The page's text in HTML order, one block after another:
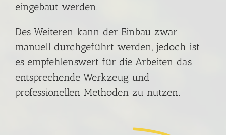
eingebaut werden.
Des Weiteren kann der Einbau zwar
manuell durchgeführt werden, jedoch ist
es empfehlenswert für die Arbeiten das
entsprechende Werkzeug und
professionellen Methoden zu nutzen.